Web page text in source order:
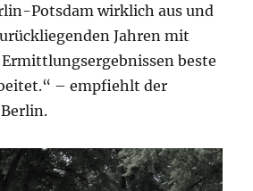
Potsdam wirklich aus und
Jahren mit
beste
– empfiehlt der